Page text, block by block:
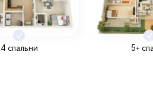
4 спальни 5+